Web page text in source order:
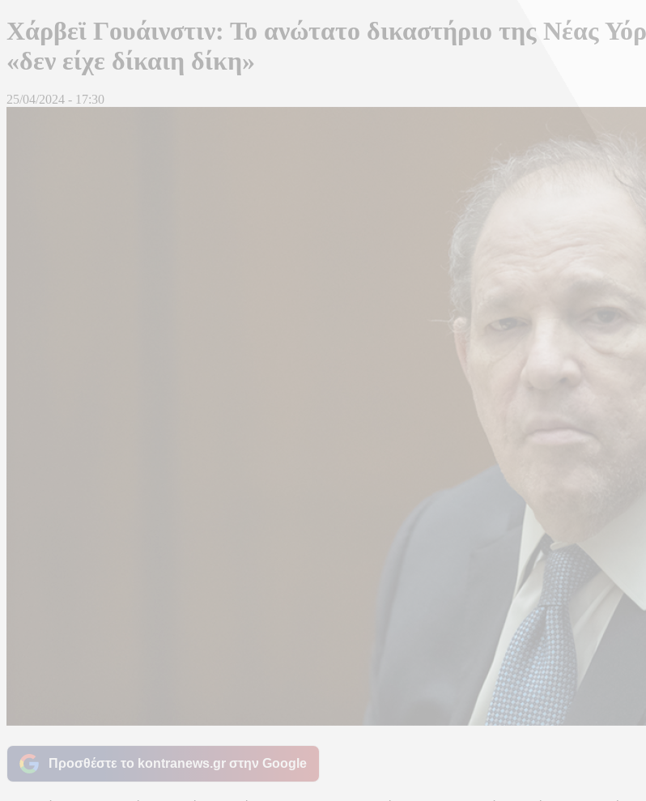
Χάρβεϊ Γουάινστιν: Το ανώτατο δικαστήριο της Νέας
«δεν είχε δίκαιη δίκη»
25/04/2024 - 17:30
Προσθέστε το kontranews.gr στην Google